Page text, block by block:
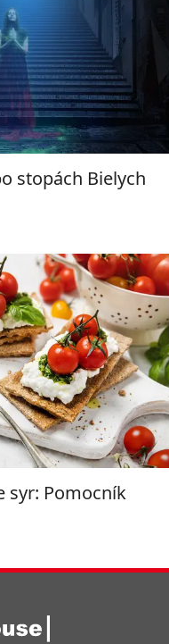
stopách Bielych
syr: Pomocník